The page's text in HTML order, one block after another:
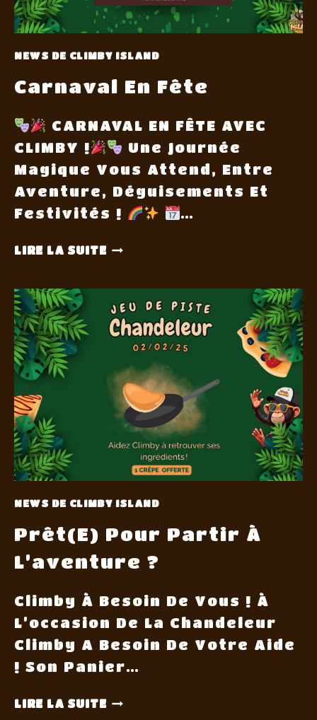
NEWS DE CLIMBY ISLAND
Carnaval En Fête
CARNAVAL EN FÊTE AVEC
CLIMBY !
Une Journée
Magique Vous Attend, Entre
Aventure, Déguisements Et
Festivités !
…
LIRE LA SUITE
NEWS DE CLIMBY ISLAND
Prêt(e) Pour Partir À
L’aventure ?
Climby À Besoin De Vous ! À
L’occasion De La Chandeleur
Climby A Besoin De Votre Aide
! Son Panier…
LIRE LA SUITE